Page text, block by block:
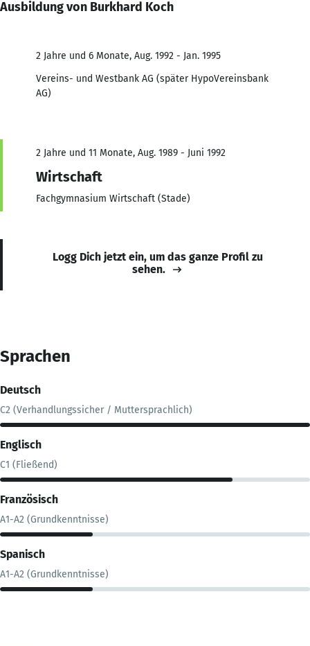
Ausbildung von Burkhard Koch
2 Jahre und 6 Monate, Aug. 1992 - Jan. 1995
Vereins- und Westbank AG (später HypoVereinsbank
AG)
2 Jahre und 11 Monate, Aug. 1989 - Juni 1992
Wirtschaft
Fachgymnasium Wirtschaft (Stade)
Logg Dich jetzt ein, um das ganze Profil zu
sehen.
Sprachen
Deutsch
C2 (Verhandlungssicher / Muttersprachlich)
Englisch
C1 (Fließend)
Französisch
A1-A2 (Grundkenntnisse)
Spanisch
A1-A2 (Grundkenntnisse)